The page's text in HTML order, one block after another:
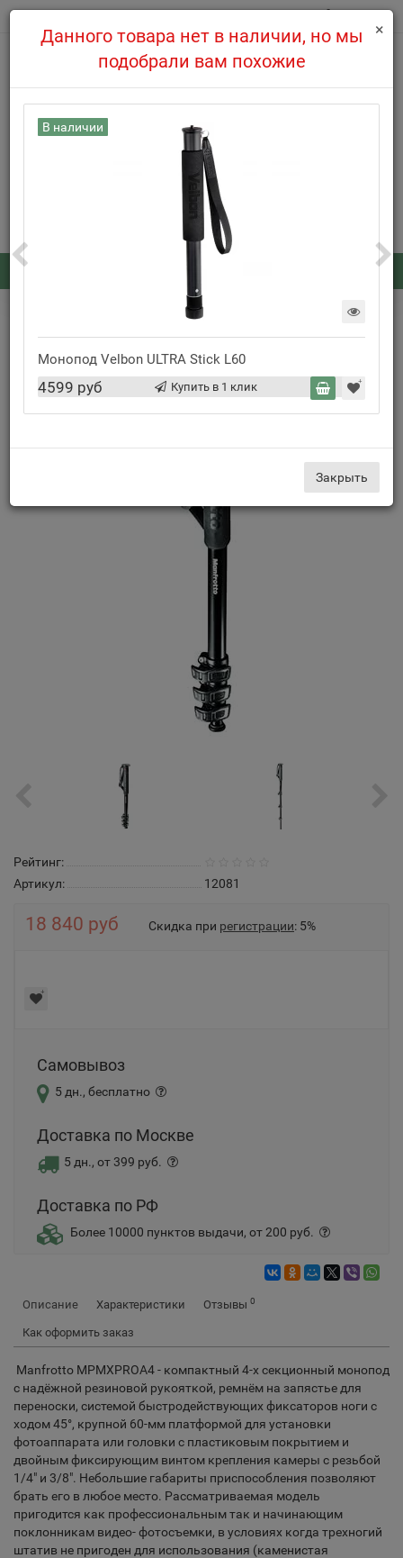
0
info@cifro-market.com
8(495)508-39-97
Заказать обратный звонок
Моноподы для фотоаппаратов и видеокамер
Монопод Manfrotto MPMXPROA4
Нет в наличии
Рейтинг:
Артикул:
12081
18 840 руб Скидка при регистрации: 5%
Самовывоз
5 дн., бесплатно
Доставка по Москве
5 дн., от 399 руб.
Доставка по РФ
Более 10000 пунктов выдачи, от 200 руб.
Описание Характеристики Отзывы 0
Как оформить заказ
Manfrotto MPMXPROA4 - компактный 4-х секционный монопод
с надёжной резиновой рукояткой, ремнём на запястье для
переноски, системой быстродействующих фиксаторов ноги с
ходом 45°, крупной 60-мм платформой для установки
фотоаппарата или головки с пластиковым покрытием и
двойным фиксирующим винтом крепления камеры с резьбой
1/4" и 3/8". Небольшие габариты приспособления позволяют
брать его в любое место. Рассматриваемая модель
пригодится как профессиональным так и начинающим
поклонникам видео- фотосъемки, в условиях когда трехногий
штатив не пригоден для использования (каменистая
×
Данного товара нет в наличии, но мы
подобрали вам похожие
В наличии
Монопод Velbon ULTRA Stick L60
4599 руб Купить в 1 клик
Закрыть